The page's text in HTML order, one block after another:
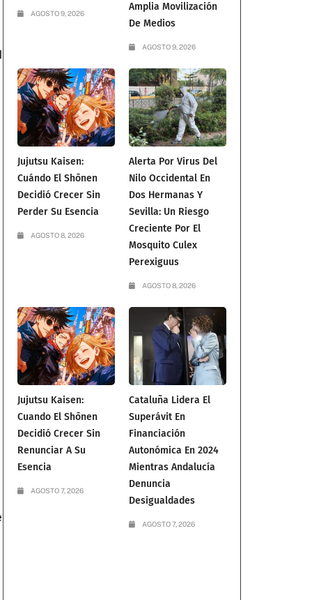
AGOSTO 9, 2026
Amplia Movilización
De Medios
AGOSTO 9, 2026
Jujutsu Kaisen:
Cuándo El Shōnen
Decidió Crecer Sin
Perder Su Esencia
AGOSTO 8, 2026
Alerta Por Virus Del
Nilo Occidental En
Dos Hermanas Y
Sevilla: Un Riesgo
Creciente Por El
Mosquito Culex
Perexiguus
AGOSTO 8, 2026
Jujutsu Kaisen:
Cuando El Shōnen
Decidió Crecer Sin
Renunciar A Su
Esencia
AGOSTO 7, 2026
Cataluña Lidera El
Superávit En
Financiación
Autonómica En 2024
Mientras Andalucía
Denuncia
Desigualdades
AGOSTO 7, 2026